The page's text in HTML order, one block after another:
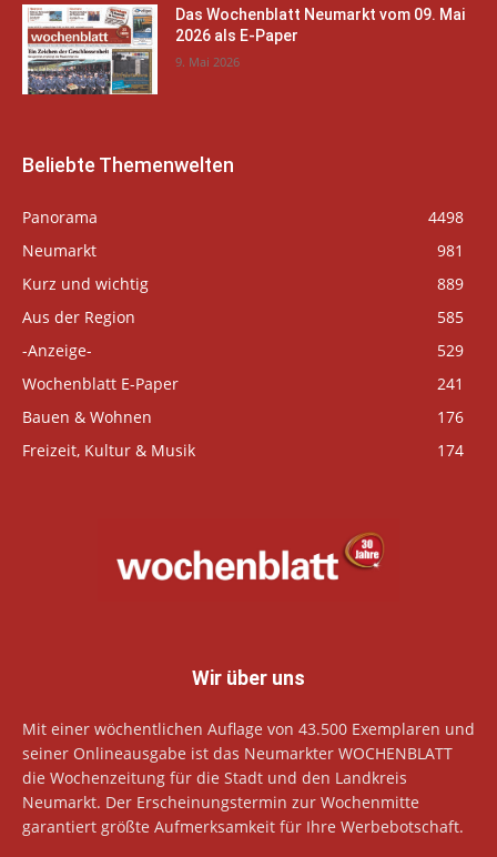
Das Wochenblatt Neumarkt vom 09. Mai
2026 als E-Paper
9. Mai 2026
Beliebte Themenwelten
Panorama
4498
Neumarkt
981
Kurz und wichtig
889
Aus der Region
585
-Anzeige-
529
Wochenblatt E-Paper
241
Bauen & Wohnen
176
Freizeit, Kultur & Musik
174
Wir über uns
Mit einer wöchentlichen Auflage von 43.500 Exemplaren und
seiner Onlineausgabe ist das Neumarkter WOCHENBLATT
die Wochenzeitung für die Stadt und den Landkreis
Neumarkt. Der Erscheinungstermin zur Wochenmitte
garantiert größte Aufmerksamkeit für Ihre Werbebotschaft.